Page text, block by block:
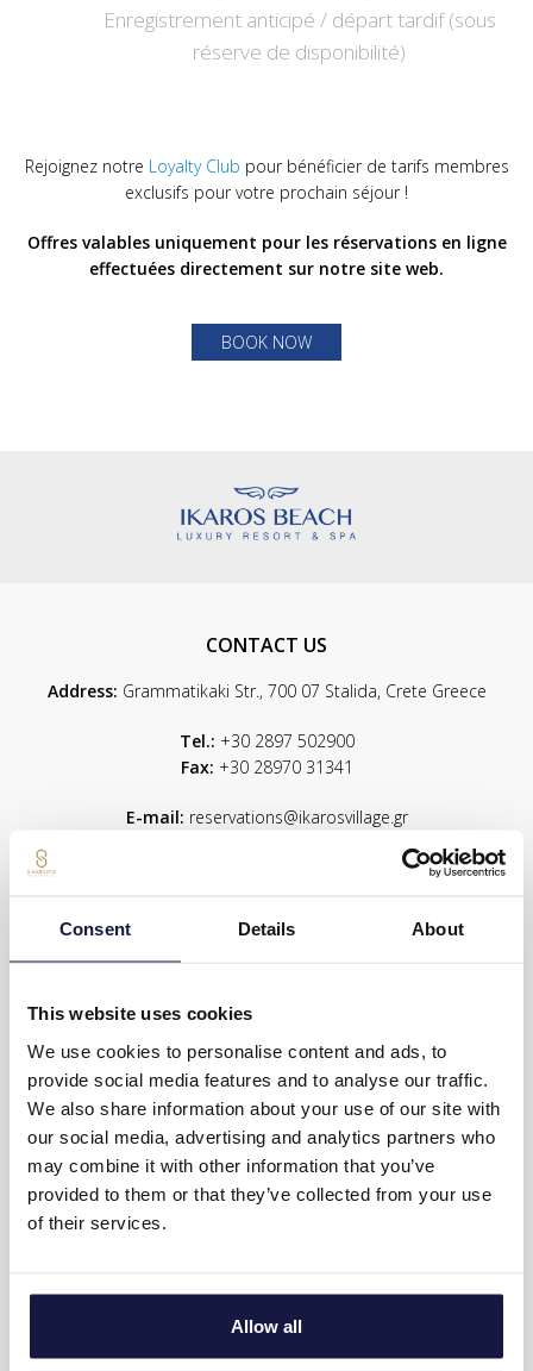
Consent Details About
This website uses cookies
We use cookies to personalise content and ads, to
provide social media features and to analyse our traffic.
We also share information about your use of our site with
our social media, advertising and analytics partners who
may combine it with other information that you’ve
provided to them or that they’ve collected from your use
of their services.
Allow all
Enregistrement anticipé / départ tardif (sous
réserve de disponibilité)
Rejoignez notre Loyalty Club pour bénéficier de tarifs membres
exclusifs pour votre prochain séjour !
Offres valables uniquement pour les réservations en ligne
effectuées directement sur notre site web.
BOOK NOW
CONTACT US
Address: Grammatikaki Str., 700 07 Stalida, Crete Greece
Tel.: +30 2897 502900
Fax: +30 28970 31341
E-mail: reservations@ikarosvillage.gr
SITE MAP
Transfer Request
Accueil
Hébergement
L’hôtel
Dîner
Services
Bien-être & Spa
FAQs
Make A Request